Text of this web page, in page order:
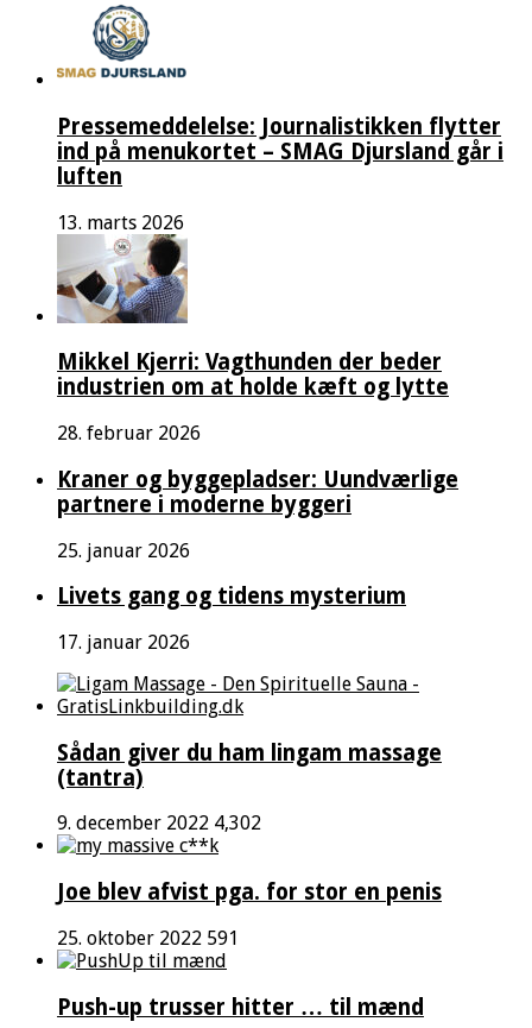
Pressemeddelelse: Journalistikken flytter
ind på menukortet – SMAG Djursland går i
luften
13. marts 2026
Mikkel Kjerri: Vagthunden der beder
industrien om at holde kæft og lytte
28. februar 2026
Kraner og byggepladser: Uundværlige
partnere i moderne byggeri
25. januar 2026
Livets gang og tidens mysterium
17. januar 2026
Sådan giver du ham lingam massage
(tantra)
9. december 2022 4,302
Joe blev afvist pga. for stor en penis
25. oktober 2022 591
Push-up trusser hitter … til mænd